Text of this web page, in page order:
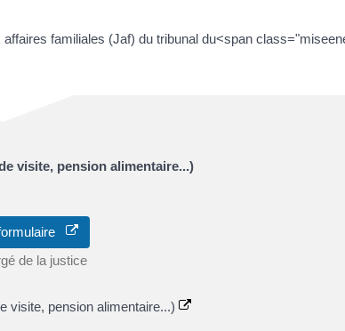
familiales (Jaf) du tribunal du<span
visite, pension alimentaire...)
de la justice
visite, pension alimentaire...)